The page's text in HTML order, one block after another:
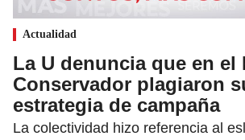
Actualidad
La U denuncia que en el
Conservador plagiaron
estrategia de campaña
La colectividad hizo referencia al